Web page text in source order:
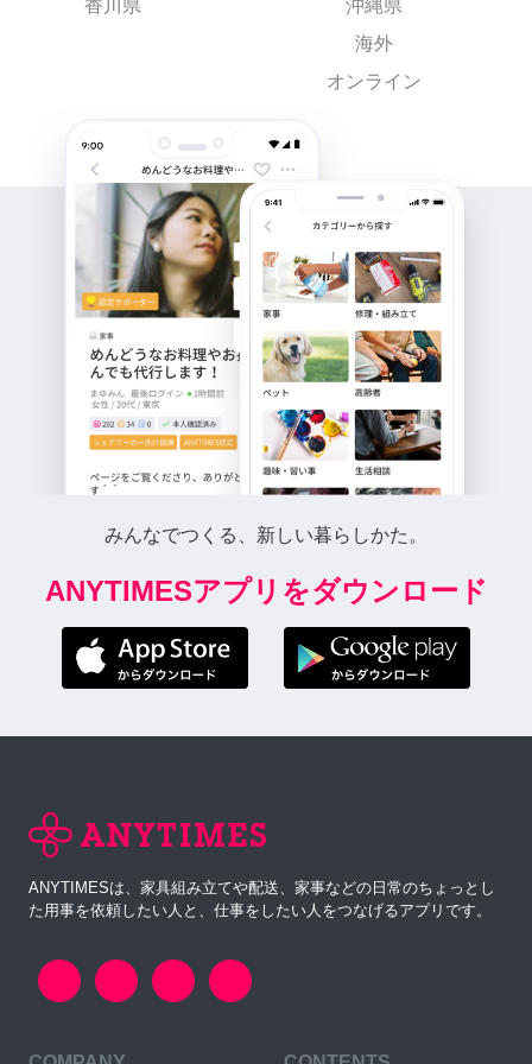
香川県
沖縄県
海外
オンライン
みんなでつくる、新しい暮らしかた。
ANYTIMESアプリをダウンロード
ANYTIMESは、家具組み立てや配送、家事などの日常のちょっとし
た用事を依頼したい人と、仕事をしたい人をつなげるアプリです。